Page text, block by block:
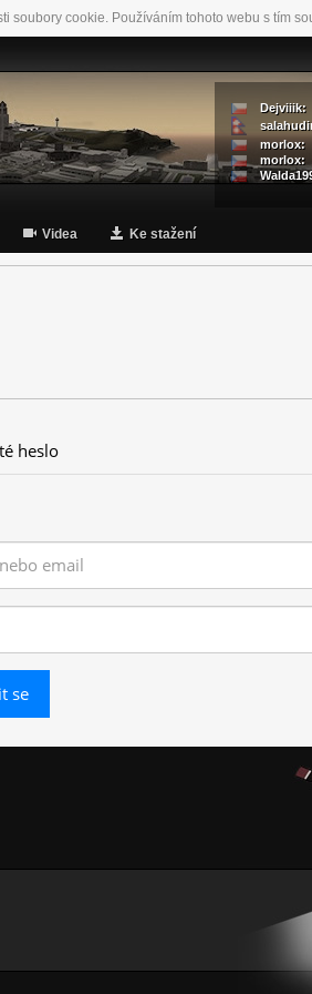
soubory cookie. Používáním tohoto webu s tím
Dejviiik:
morlox:
morlox:
Videa Ke stažení
heslo